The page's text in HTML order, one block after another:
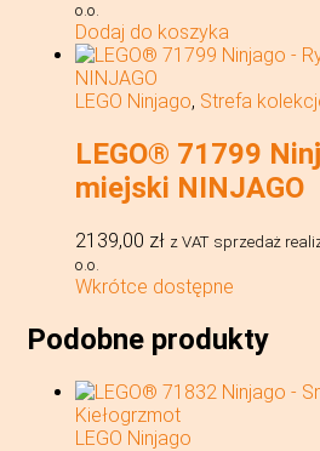
o.o.
Dodaj do koszyka
LEGO Ninjago, Strefa
LEGO® 71799
miejski NINJAGO
2139,00 zł z VAT sprzedaż
o.o.
Wkrótce dostępne
Podobne produkty
LEGO Ninjago